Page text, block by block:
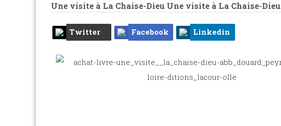
Une visite à La Chaise-Dieu Une visite à La Chaise-Dieu
Twitter Facebook Linkedin